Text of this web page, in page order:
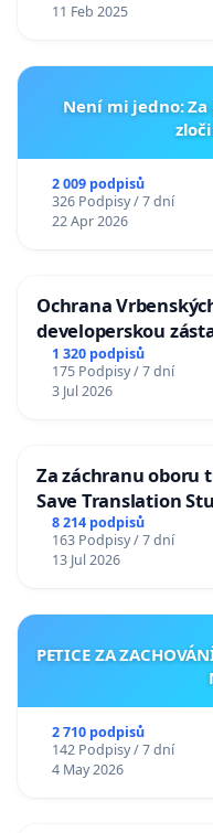
11 Feb 2025
Není mi jedno:
2 009 podpisů
326 Podpisy / 7 dní
22 Apr 2026
Ochrana
developerskou
1 320 podpisů
175 Podpisy / 7 dní
3 Jul 2026
Za záchranu oboru
Save Translation
Charles University
8 214 podpisů
163 Podpisy / 7 dní
13 Jul 2026
PETICE ZA
2 710 podpisů
142 Podpisy / 7 dní
4 May 2026